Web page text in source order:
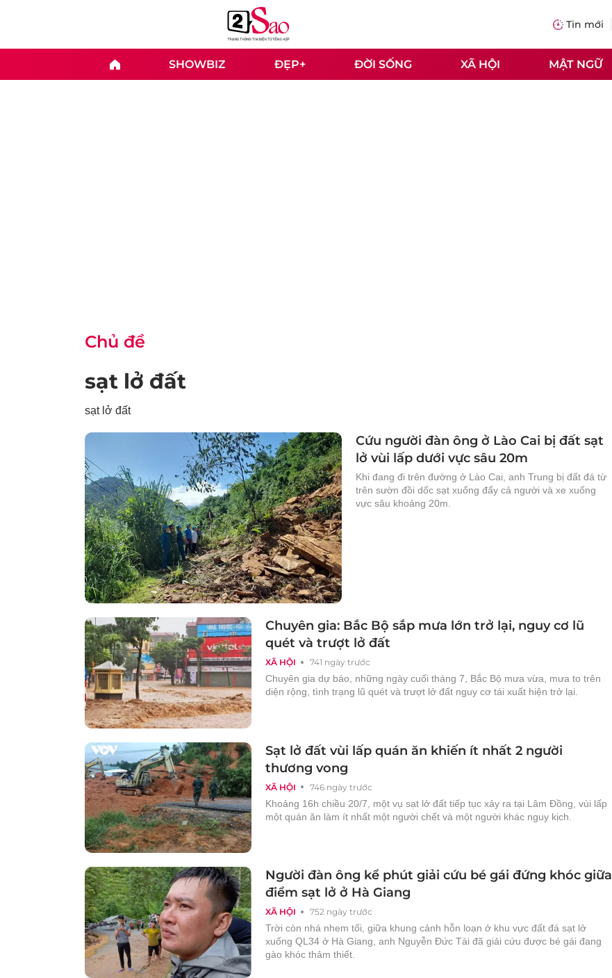
Tin mới
SHOWBIZ ĐẸP+ ĐỜI SỐNG XÃ HỘI MẬT NGỮ
Chủ đề
sạt lở đất
sạt lở đất
Cứu người đàn ông ở Lào Cai bị đất sạt
lở vùi lấp dưới vực sâu 20m
Khi đang đi trên đường ở Lào Cai, anh Trung bị đất đá từ
trên sườn đồi dốc sạt xuống đẩy cả người và xe xuống
vực sâu khoảng 20m.
XÃ HỘI 741 ngày trước
Chuyên gia: Bắc Bộ sắp mưa lớn trở lại, nguy cơ lũ
quét và trượt lở đất
Chuyên gia dự báo, những ngày cuối tháng 7, Bắc Bộ mưa vừa, mưa to trên
diện rộng, tình trạng lũ quét và trượt lở đất nguy cơ tái xuất hiện trở lại.
XÃ HỘI 746 ngày trước
Sạt lở đất vùi lấp quán ăn khiến ít nhất 2 người
thương vong
Khoảng 16h chiều 20/7, một vụ sạt lở đất tiếp tục xảy ra tại Lâm Đồng, vùi lấp
một quán ăn làm ít nhất một người chết và một người khác nguy kịch.
XÃ HỘI 752 ngày trước
Người đàn ông kể phút giải cứu bé gái đứng khóc giữa
điểm sạt lở ở Hà Giang
Trời còn nhá nhem tối, giữa khung cảnh hỗn loạn ở khu vực đất đá sạt lở
xuống QL34 ở Hà Giang, anh Nguyễn Đức Tài đã giải cứu được bé gái đang
gào khóc thảm thiết.